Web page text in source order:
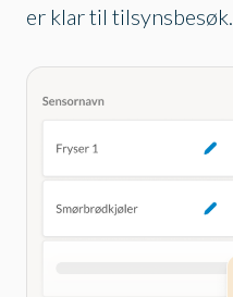
er klar til tilsynsbesøk.